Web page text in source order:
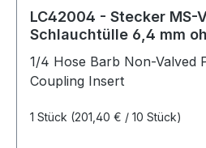
LC42004 - Stecker MS-
Schlauchtülle 6,4 mm
1/4 Hose Barb Non-Valved
Coupling Insert
1 Stück (201,40 € / 10 Stück)